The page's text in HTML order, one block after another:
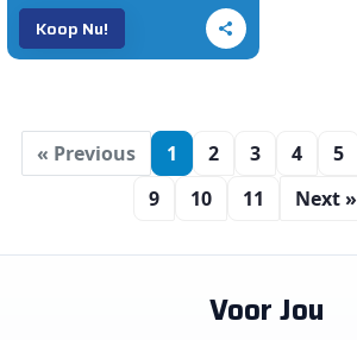
Koop Nu!
« Previous 1 2 3 4 5
9
10 11 Next »
Voor Jou